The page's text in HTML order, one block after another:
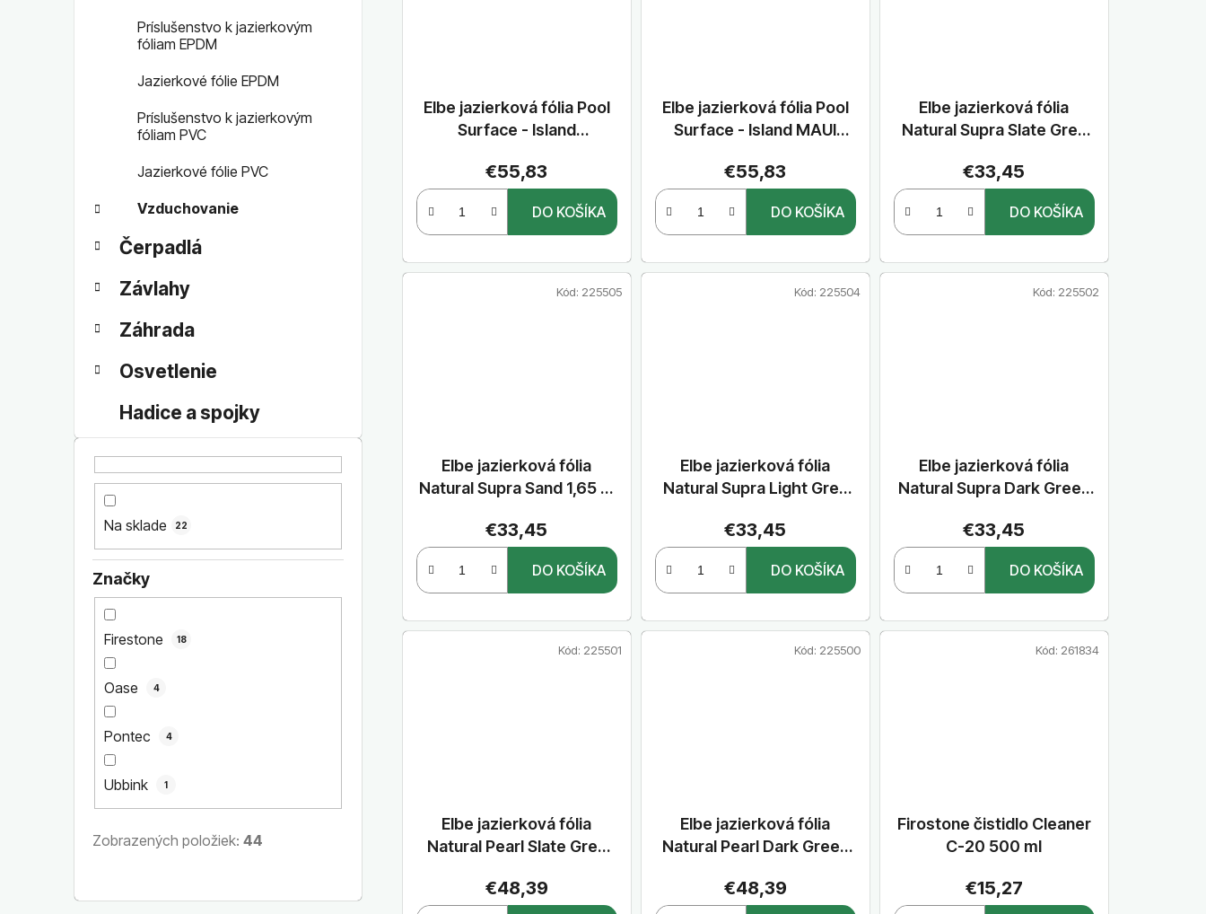
Príslušenstvo k jazierkovým
fóliam EPDM
Jazierkové fólie EPDM
Príslušenstvo k jazierkovým
fóliam PVC
Jazierkové fólie PVC
Vzduchovanie
Čerpadlá
Závlahy
Záhrada
Osvetlenie
Hadice a spojky
Na sklade 22
Značky
Firestone 18
Oase 4
Pontec 4
Ubbink 1
Zobrazených položiek: 44
Elbe jazierková fólia Pool
Surface - Island
Embossed 1,60 m x 20 m
€55,83
DO KOŠÍKA
Elbe jazierková fólia Pool
Surface - Island MAUI
20 m
€55,83
DO KOŠÍKA
Elbe jazierková fólia
Natural Supra Slate Grey
€33,45
DO KOŠÍKA
Elbe jazierková fólia
Natural Supra Sand 1,65 m
€33,45
DO KOŠÍKA
Kód: 225505
Elbe jazierková fólia
Natural Supra Light Grey
€33,45
DO KOŠÍKA
Kód: 225504
Elbe jazierková fólia
Natural Supra Dark Green
€33,45
DO KOŠÍKA
Kód: 225502
Elbe jazierková fólia
Natural Pearl Slate Grey
€48,39
Kód: 225501
Elbe jazierková fólia
Natural Pearl Dark Green
€48,39
Kód: 225500
Firostone čistidlo Cleaner
C-20 500 ml
€15,27
Kód: 261834